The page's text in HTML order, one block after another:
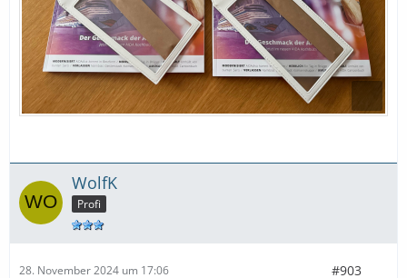
WolfK
Profi
28. November 2024 um 17:06 #903